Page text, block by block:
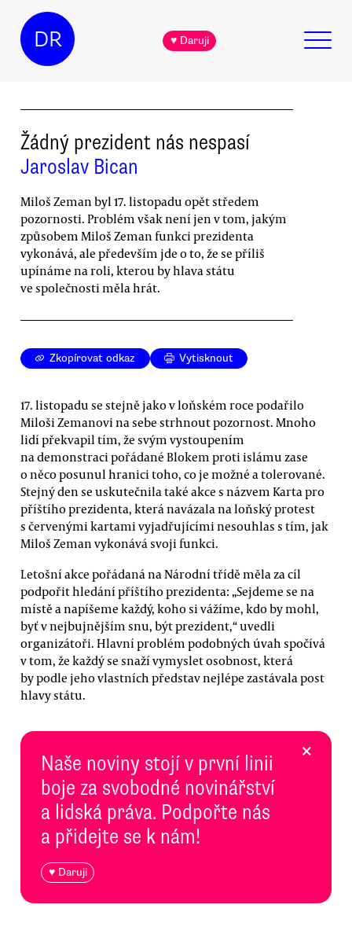
DR ♥ Daruji
Žádný prezident nás nespasí
Jaroslav Bican
Miloš Zeman byl 17. listopadu opět středem
pozornosti. Problém však není jen v tom, jakým
způsobem Miloš Zeman funkci prezidenta
vykonává, ale především jde o to, že se příliš
upínáme na roli, kterou by hlava státu
ve společnosti měla hrát.
Zkopírovat odkaz Vytisknout
17. listopadu se stejně jako v loňském roce podařilo
Miloši Zemanovi na sebe strhnout pozornost. Mnoho
lidí překvapil tím, že svým vystoupením
na demonstraci pořádané Blokem proti islámu zase
o něco posunul hranici toho, co je možné a tolerované.
Stejný den se uskutečnila také akce s názvem Karta pro
příštího prezidenta, která navázala na loňský protest
s červenými kartami vyjadřujícími nesouhlas s tím, jak
Miloš Zeman vykonává svoji funkci.
Letošní akce pořádaná na Národní třídě měla za cíl
podpořit hledání příštího prezidenta: „Sejdeme se na
místě a napíšeme každý, koho si vážíme, kdo by mohl,
byť v nejbujnějším snu, být prezident,“ uvedli
organizátoři. Hlavní problém podobných úvah spočívá
v tom, že každý se snaží vymyslet osobnost, která
by podle jeho vlastních představ nejlépe zastávala post
hlavy státu.
Naše noviny stojí v první linii
boje za svobodné novinářství
a lidská práva. Podpořte nás
a přidejte se k nám!
♥ Daruji
×